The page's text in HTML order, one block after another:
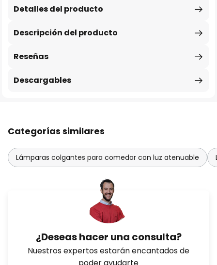
Descripción del producto
Detalles del producto
Reseñas
Descargables
Categorías similares
Lámparas colgantes para comedor con luz atenuable
¿Deseas hacer una consulta?
Nuestros expertos estarán encantados de